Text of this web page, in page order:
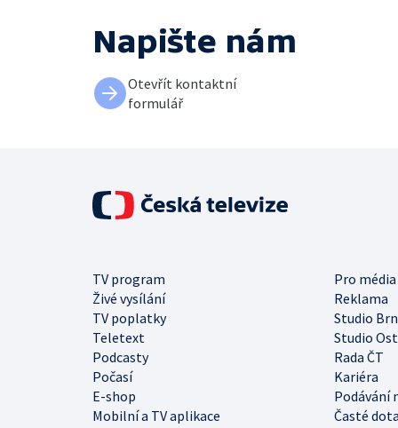
Napište nám
Otevřít kontaktní
formulář
TV program
Pro média
Živé vysílání
Reklama
TV poplatky
Studio
Teletext
Studio
Podcasty
Rada ČT
Počasí
Kariéra
E-shop
Podávání
Mobilní a TV aplikace
Časté